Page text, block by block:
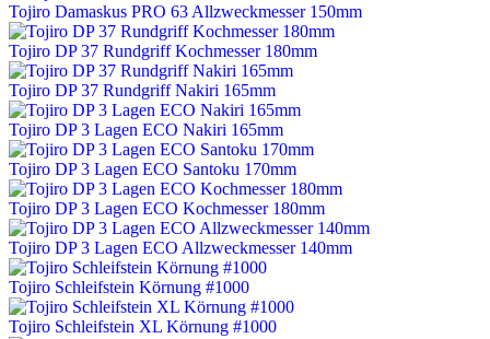
Tojiro Damaskus PRO 63 Allzweckmesser 150mm
Tojiro DP 37 Rundgriff Kochmesser 180mm
Tojiro DP 37 Rundgriff Nakiri 165mm
Tojiro DP 3 Lagen ECO Nakiri 165mm
Tojiro DP 3 Lagen ECO Santoku 170mm
Tojiro DP 3 Lagen ECO Kochmesser 180mm
Tojiro DP 3 Lagen ECO Allzweckmesser 140mm
Tojiro Schleifstein Körnung #1000
Tojiro Schleifstein XL Körnung #1000